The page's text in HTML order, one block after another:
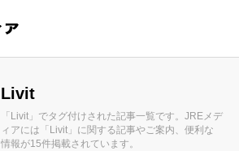
Livit
「Livit」でタグ付けされた記事一覧です。JREメデ
ィアには「Livit」に関する記事やご案内、便利な
情報が15件掲載されています。